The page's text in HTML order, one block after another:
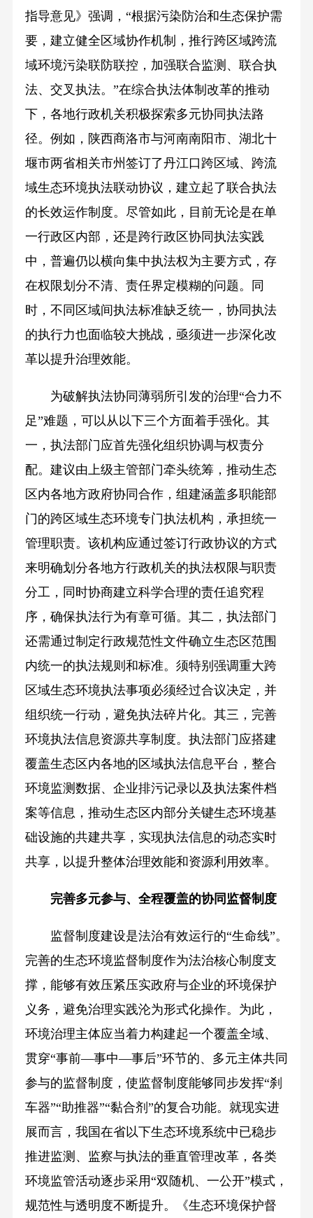
指导意见》强调，“根据污染防治和生态保护需
要，建立健全区域协作机制，推行跨区域跨流
域环境污染联防联控，加强联合监测、联合执
法、交叉执法。”在综合执法体制改革的推动
下，各地行政机关积极探索多元协同执法路
径。例如，陕西商洛市与河南南阳市、湖北十
堰市两省相关市州签订了丹江口跨区域、跨流
域生态环境执法联动协议，建立起了联合执法
的长效运作制度。尽管如此，目前无论是在单
一行政区内部，还是跨行政区协同执法实践
中，普遍仍以横向集中执法权为主要方式，存
在权限划分不清、责任界定模糊的问题。同
时，不同区域间执法标准缺乏统一，协同执法
的执行力也面临较大挑战，亟须进一步深化改
革以提升治理效能。
为破解执法协同薄弱所引发的治理“合力不
足”难题，可以从以下三个方面着手强化。其
一，执法部门应首先强化组织协调与权责分
配。建议由上级主管部门牵头统筹，推动生态
区内各地方政府协同合作，组建涵盖多职能部
门的跨区域生态环境专门执法机构，承担统一
管理职责。该机构应通过签订行政协议的方式
来明确划分各地方行政机关的执法权限与职责
分工，同时协商建立科学合理的责任追究程
序，确保执法行为有章可循。其二，执法部门
还需通过制定行政规范性文件确立生态区范围
内统一的执法规则和标准。须特别强调重大跨
区域生态环境执法事项必须经过合议决定，并
组织统一行动，避免执法碎片化。其三，完善
环境执法信息资源共享制度。执法部门应搭建
覆盖生态区内各地的区域执法信息平台，整合
环境监测数据、企业排污记录以及执法案件档
案等信息，推动生态区内部分关键生态环境基
础设施的共建共享，实现执法信息的动态实时
共享，以提升整体治理效能和资源利用效率。
完善多元参与、全程覆盖的协同监督制度
监督制度建设是法治有效运行的“生命线”。
完善的生态环境监督制度作为法治核心制度支
撑，能够有效压紧压实政府与企业的环境保护
义务，避免治理实践沦为形式化操作。为此，
环境治理主体应当着力构建起一个覆盖全域、
贯穿“事前—事中—事后”环节的、多元主体共同
参与的监督制度，使监督制度能够同步发挥“刹
车器”“助推器”“黏合剂”的复合功能。就现实进
展而言，我国在省以下生态环境系统中已稳步
推进监测、监察与执法的垂直管理改革，各类
环境监管活动逐步采用“双随机、一公开”模式，
规范性与透明度不断提升。《生态环境保护督